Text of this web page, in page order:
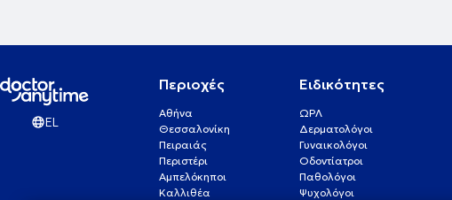
EL
Περιοχές
Αθήνα
Θεσσαλονίκη
Πειραιάς
Περιστέρι
Αμπελόκηποι
Καλλιθέα
Ειδικότητες
ΩΡΛ
Δερματολόγοι
Γυναικολόγοι
Οδοντίατροι
Παθολόγοι
Ψυχολόγοι